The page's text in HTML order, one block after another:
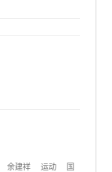
余建祥 运动
国